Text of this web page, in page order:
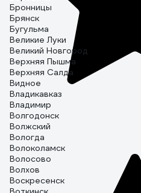
Бронницы
Брянск
Бугульма
Великие Луки
Великий Новгород
Верхняя Пышма
Верхняя Салда
Видное
Владикавказ
Владимир
Волгодонск
Волжский
Вологда
Волоколамск
Волосово
Волхов
Воскресенск